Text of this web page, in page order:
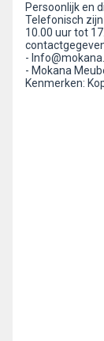
Persoonlijk en
Telefonisch
10.00 uur tot
-
- Mokana
Kenmerken: